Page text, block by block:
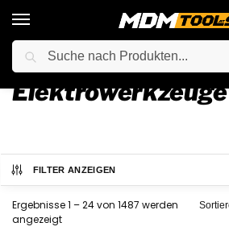
Startseite / Elektrowerkzeuge
Elektrowerkzeuge
FILTER ANZEIGEN
Ergebnisse 1 – 24 von 1487 werden
angezeigt